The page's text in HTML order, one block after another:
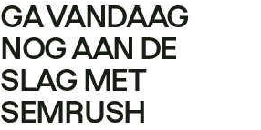
GA VANDAAG
NOG AAN DE
SLAG MET
SEMRUSH